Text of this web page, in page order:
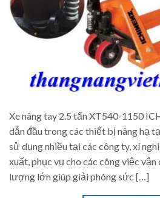
Xe nâng tay 2.5 tấn XT540-1150
dẫn đầu trong các thiết bị nâng hạ
sử dụng nhiều tại các công ty, xí
xuất, phục vụ cho các công việc
lượng lớn giúp giải phóng sức […]